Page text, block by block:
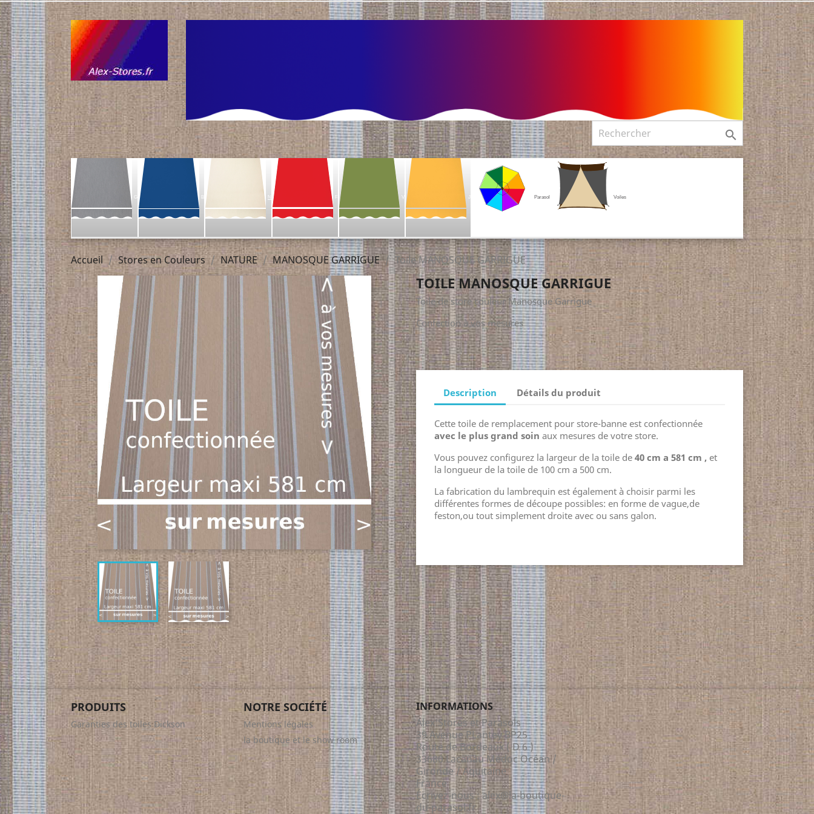

G B N V J Parasol Voiles
Accueil Stores en Couleurs NATURE MANOSQUE GARRIGUE Toile MANOSQUE GARRIGUE
TOILE MANOSQUE GARRIGUE
Toile de store couleur Manosque Garrigue
Confection à vos mesures
Description Détails du produit
Cette toile de remplacement pour store-banne est confectionnée
avec le plus grand soin aux mesures de votre store.
Vous pouvez configurez la largeur de la toile de 40 cm a 581 cm , et
la longueur de la toile de 100 cm a 500 cm.
La fabrication du lambrequin est également à choisir parmi les
différentes formes de découpe possibles: en forme de vague,de
feston,ou tout simplement droite avec ou sans galon.
PRODUITS
Garanties des toiles Dickson
NOTRE SOCIÉTÉ
Mentions légales
la boutique et le show room
INFORMATIONS
Alex'Stores et Parasols
39 Avenue PLantey BP25
Route de Bordeaux ( D 6 )
33680 Lacanau Médoc Océan /
Gironde / Aquitaine
France
Écrivez-nous :alex@la-boutique-
du-parasol.fr